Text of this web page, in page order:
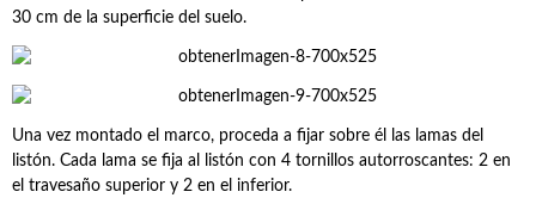
30 cm de la superficie del suelo.
Una vez montado el marco, proceda a fijar sobre él las lamas del
listón. Cada lama se fija al listón con 4 tornillos autorroscantes: 2 en
el travesaño superior y 2 en el inferior.